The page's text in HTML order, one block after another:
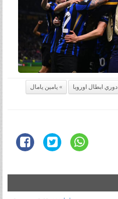
دوري ابطال اوروبا
يامين يامال